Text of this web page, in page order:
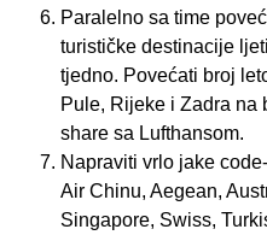
Paralelno sa time
turističke destinacije
tjedno. Povećati broj
Pule, Rijeke i Zadra na
share sa Lufthansom.
Napraviti vrlo jake
Air Chinu, Aegean,
Singapore, Swiss,